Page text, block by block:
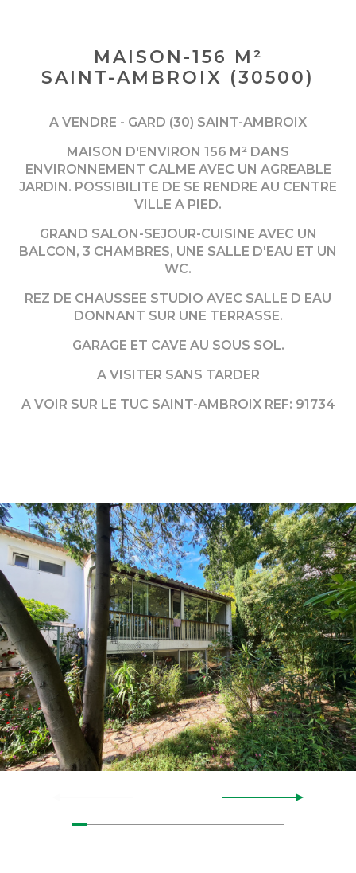
MAISON-156 M²
SAINT-AMBROIX (30500)
A VENDRE - GARD (30) SAINT-AMBROIX
MAISON D'ENVIRON 156 M² DANS
ENVIRONNEMENT CALME AVEC UN AGREABLE
JARDIN. POSSIBILITE DE SE RENDRE AU CENTRE
VILLE A PIED.
GRAND SALON-SEJOUR-CUISINE AVEC UN
BALCON, 3 CHAMBRES, UNE SALLE D'EAU ET UN
WC.
REZ DE CHAUSSEE STUDIO AVEC SALLE D EAU
DONNANT SUR UNE TERRASSE.
GARAGE ET CAVE AU SOUS SOL.
A VISITER SANS TARDER
A VOIR SUR LE TUC SAINT-AMBROIX REF: 91734